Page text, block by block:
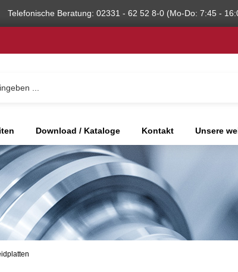
Telefonische Beratung: 02331 - 62 52 8-0 (Mo-Do: 7:45 -
Download / Kataloge Kontakt Unsere